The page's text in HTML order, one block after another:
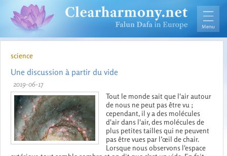
science
Une discussion à partir du vide
2019-06-17
Tout le monde sait que l'air autour
de nous ne peut pas être vu ;
cependant, il y a des molécules
d'air dans l'air, des molécules de
plus petites tailles qui ne peuvent
pas être vues par l’œil de chair.
Lorsque nous observons l'espace